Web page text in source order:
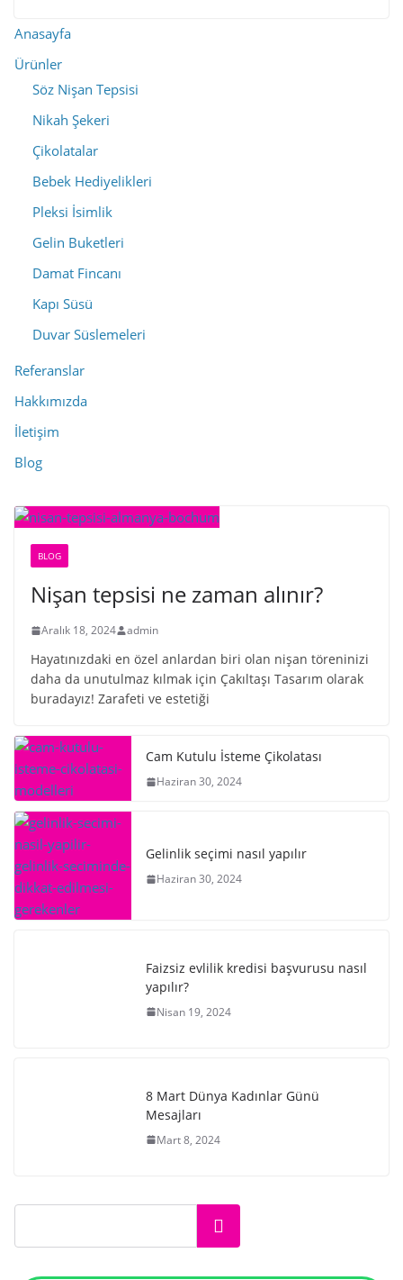
Anasayfa
Ürünler
Söz Nişan Tepsisi
Nikah Şekeri
Çikolatalar
Bebek Hediyelikleri
Pleksi İsimlik
Gelin Buketleri
Damat Fincanı
Kapı Süsü
Duvar Süslemeleri
Referanslar
Hakkımızda
İletişim
Blog
BLOG
Nişan tepsisi ne zaman alınır?
Aralık 18, 2024 admin
Hayatınızdaki en özel anlardan biri olan nişan töreninizi
daha da unutulmaz kılmak için Çakıltaşı Tasarım olarak
buradayız! Zarafeti ve estetiği
Cam Kutulu İsteme Çikolatası
Haziran 30, 2024
Gelinlik seçimi nasıl yapılır
Haziran 30, 2024
Faizsiz evlilik kredisi başvurusu nasıl
yapılır?
Nisan 19, 2024
8 Mart Dünya Kadınlar Günü
Mesajları
Mart 8, 2024
Ara